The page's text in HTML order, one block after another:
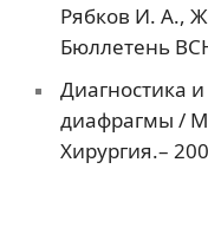
Рябков И. А.,
Бюллетень
Диагностика
диафрагмы /
Хирургия.–